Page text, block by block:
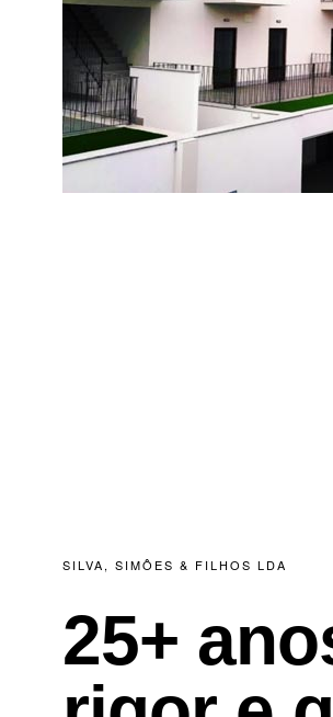
SILVA, SIMÔES & FILHOS LDA
25+